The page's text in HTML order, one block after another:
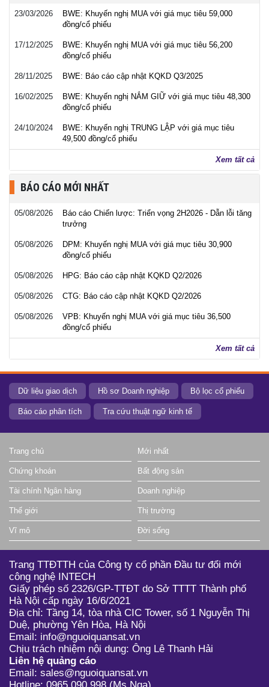
23/03/2026
BWE: Khuyến nghị MUA với giá mục tiêu 59,000
đồng/cổ phiếu
17/12/2025
BWE: Khuyến nghị MUA với giá mục tiêu 56,200
đồng/cổ phiếu
28/11/2025 BWE: Báo cáo cập nhật KQKD Q3/2025
16/02/2025
BWE: Khuyến nghị NẮM GIỮ với giá mục tiêu 48,300
đồng/cổ phiếu
24/10/2024
BWE: Khuyến nghị TRUNG LẬP với giá mục tiêu
49,500 đồng/cổ phiếu
Xem tất cả
BÁO CÁO MỚI NHẤT
05/08/2026
Báo cáo Chiến lược: Triển vọng 2H2026 - Dẫn lỗi tăng
trưởng
05/08/2026
DPM: Khuyến nghị MUA với giá mục tiêu 30,900
đồng/cổ phiếu
05/08/2026 HPG: Báo cáo cập nhật KQKD Q2/2026
05/08/2026 CTG: Báo cáo cập nhật KQKD Q2/2026
05/08/2026
VPB: Khuyến nghị MUA với giá mục tiêu 36,500
đồng/cổ phiếu
Xem tất cả
Dữ liệu giao dịch Hồ sơ Doanh nghiệp Bộ lọc cổ phiếu
Báo cáo phân tích Tra cứu thuật ngữ kinh tế
Trang chủ Mới nhất
Chứng khoán Bất động sản
Tài chính Ngân hàng Doanh nghiệp
Thế giới Thị trường
Vĩ mô Đời sống
Trang TTĐTTH của Công ty cổ phần Đầu tư đổi mới
công nghệ INTECH
Giấy phép số 2326/GP-TTĐT do Sở TTTT Thành phố
Hà Nội cấp ngày 16/6/2021
Địa chỉ: Tầng 14, tòa nhà CIC Tower, số 1 Nguyễn Thị
Duệ, phường Yên Hòa, Hà Nội
Email: info@nguoiquansat.vn
Chịu trách nhiệm nội dung: Ông Lê Thanh Hải
Liên hệ quảng cáo
Email: sales@nguoiquansat.vn